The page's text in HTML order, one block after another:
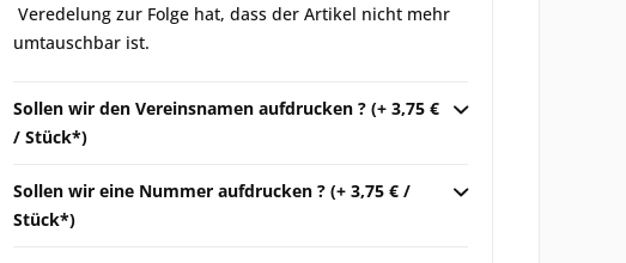
Veredelung zur Folge hat, dass der Artikel nicht mehr
umtauschbar ist.
Sollen wir den Vereinsnamen aufdrucken ? (+ 3,75 €
/ Stück*)
Sollen wir eine Nummer aufdrucken ? (+ 3,75 € /
Stück*)